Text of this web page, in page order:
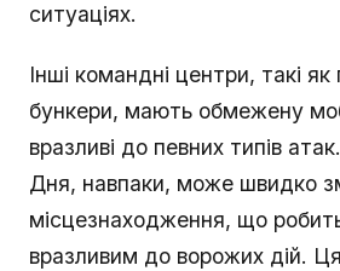
ситуаціях.
Інші командні центри, такі як
бункери, мають обмежену
вразливі до певних типів
Дня, навпаки, може швидко
місцезнаходження, що
вразливим до ворожих дій. Ця